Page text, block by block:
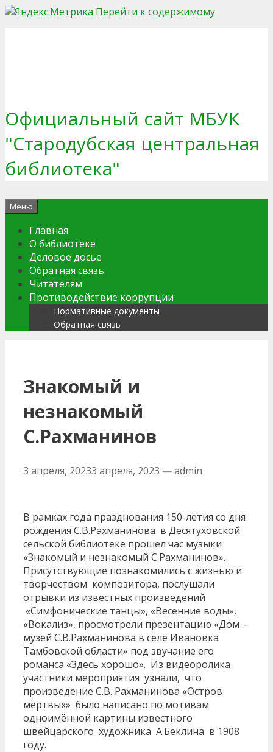
Перейти к содержимому
Официальный сайт МБУК
"Стародубская центральная
библиотека"
Меню
Главная
О библиотеке
Деловое досье
Обратная связь
Читателям
Противодействие коррупции
Нормативные документы
Обратная связь
Знакомый и
незнакомый
С.Рахманинов
3 апреля, 20233 апреля, 2023 —admin
В рамках года празднования 150-летия со дня
рождения С.В.Рахманинова в Десятуховской
сельской библиотеке прошел час музыки
«Знакомый и незнакомый С.Рахманинов».
Присутствующие познакомились с жизнью и
творчеством композитора, послушали
отрывки из известных произведений
«Симфонические танцы», «Весенние воды»,
«Вокализ», просмотрели презентацию «Дом –
музей С.В.Рахманинова в селе Ивановка
Тамбовской области» под звучание его
романса «Здесь хорошо». Из видеоролика
участники мероприятия узнали, что
произведение С.В. Рахманинова «Остров
мёртвых» было написано по мотивам
одноимённой картины известного
швейцарского художника А.Бёклина в 1908
году.